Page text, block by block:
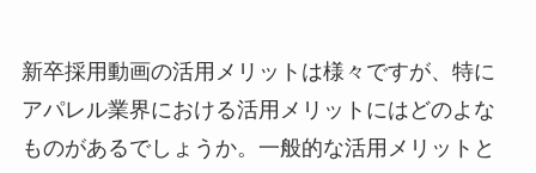
新卒採用動画の活用メリットは様々ですが、特に
アパレル業界における活用メリットにはどのよな
ものがあるでしょうか。一般的な活用メリットと